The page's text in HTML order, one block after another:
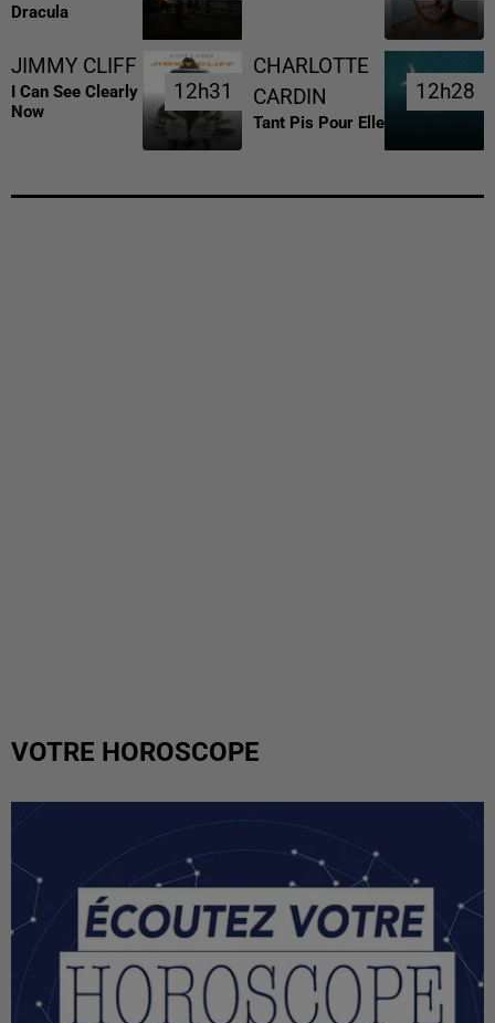
Dracula
JIMMY CLIFF
I Can See Clearly
Now
12h31
12h31
CHARLOTTE
CARDIN
Tant Pis Pour Elle
12h28
12h28
VOTRE HOROSCOPE